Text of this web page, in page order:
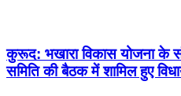
कुरूद: भखारा विकास योजना के
समिति की बैठक में शामिल हुए